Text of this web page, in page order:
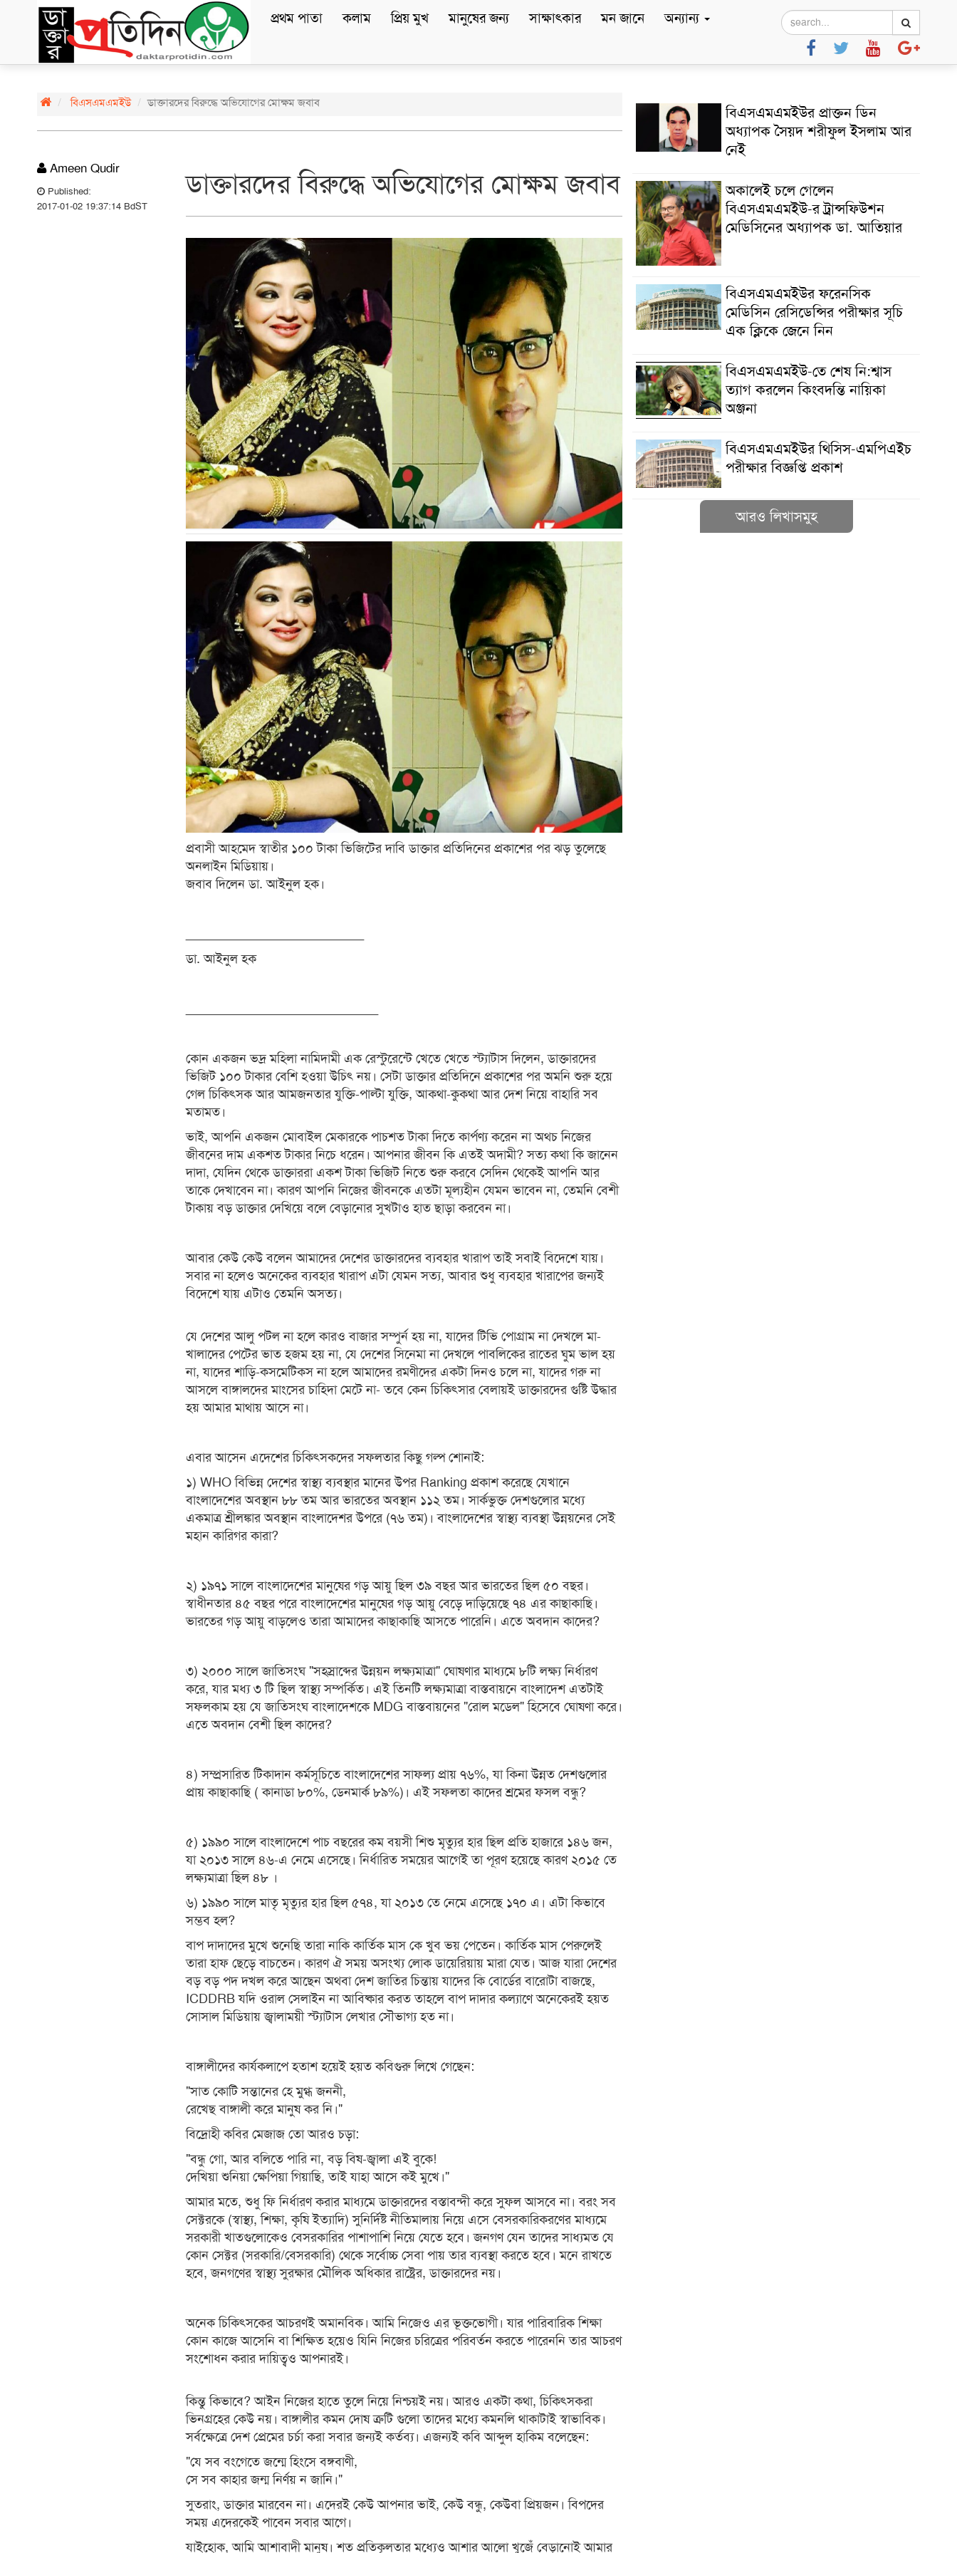
প্রথম পাতা কলাম প্রিয় মুখ মানুষের জন্য সাক্ষাৎকার মন জানে অন্যান্য
বিএসএমএমইউ ডাক্তারদের বিরুদ্ধে অভিযোগের মোক্ষম জবাব
Ameen Qudir
Published:
2017-01-02 19:37:14 BdST
ডাক্তারদের বিরুদ্ধে অভিযোগের মোক্ষম জবাব
প্রবাসী আহমেদ স্বাতীর ১০০ টাকা ভিজিটের দাবি ডাক্তার প্রতিদিনের প্রকাশের পর ঝড় তুলেছে
অনলাইন মিডিয়ায়।
জবাব দিলেন ডা. আইনুল হক।
ডা. আইনুল হক
কোন একজন ভদ্র মহিলা নামিদামী এক রেস্টুরেন্টে খেতে খেতে স্ট্যাটাস দিলেন, ডাক্তারদের
ভিজিট ১০০ টাকার বেশি হওয়া উচিৎ নয়। সেটা ডাক্তার প্রতিদিনে প্রকাশের পর অমনি শুরু হয়ে
গেল চিকিৎসক আর আমজনতার যুক্তি-পাল্টা যুক্তি, আকথা-কুকথা আর দেশ নিয়ে বাহারি সব
মতামত।
ভাই, আপনি একজন মোবাইল মেকারকে পাচশত টাকা দিতে কার্পণ্য করেন না অথচ নিজের
জীবনের দাম একশত টাকার নিচে ধরেন। আপনার জীবন কি এতই অদামী? সত্য কথা কি জানেন
দাদা, যেদিন থেকে ডাক্তাররা একশ টাকা ভিজিট নিতে শুরু করবে সেদিন থেকেই আপনি আর
তাকে দেখাবেন না। কারণ আপনি নিজের জীবনকে এতটা মূল্যহীন যেমন ভাবেন না, তেমনি বেশী
টাকায় বড় ডাক্তার দেখিয়ে বলে বেড়ানোর সুখটাও হাত ছাড়া করবেন না।
আবার কেউ কেউ বলেন আমাদের দেশের ডাক্তারদের ব্যবহার খারাপ তাই সবাই বিদেশে যায়।
সবার না হলেও অনেকের ব্যবহার খারাপ এটা যেমন সত্য, আবার শুধু ব্যবহার খারাপের জন্যই
বিদেশে যায় এটাও তেমনি অসত্য।
যে দেশের আলু পটল না হলে কারও বাজার সম্পুর্ন হয় না, যাদের টিভি পোগ্রাম না দেখলে মা-
খালাদের পেটের ভাত হজম হয় না, যে দেশের সিনেমা না দেখলে পাবলিকের রাতের ঘুম ভাল হয়
না, যাদের শাড়ি-কসমেটিকস না হলে আমাদের রমণীদের একটা দিনও চলে না, যাদের গরু না
আসলে বাঙ্গালদের মাংসের চাহিদা মেটে না- তবে কেন চিকিৎসার বেলায়ই ডাক্তারদের গুষ্টি উদ্ধার
হয় আমার মাথায় আসে না।
এবার আসেন এদেশের চিকিৎসকদের সফলতার কিছু গল্প শোনাই:
১) WHO বিভিন্ন দেশের স্বাস্থ্য ব্যবস্থার মানের উপর Ranking প্রকাশ করেছে যেখানে
বাংলাদেশের অবস্থান ৮৮ তম আর ভারতের অবস্থান ১১২ তম। সার্কভুক্ত দেশগুলোর মধ্যে
একমাত্র শ্রীলঙ্কার অবস্থান বাংলাদেশর উপরে (৭৬ তম)। বাংলাদেশের স্বাস্থ্য ব্যবস্থা উন্নয়নের সেই
মহান কারিগর কারা?
২) ১৯৭১ সালে বাংলাদেশের মানুষের গড় আয়ু ছিল ৩৯ বছর আর ভারতের ছিল ৫০ বছর।
স্বাধীনতার ৪৫ বছর পরে বাংলাদেশের মানুষের গড় আয়ু বেড়ে দাড়িয়েছে ৭৪ এর কাছাকাছি।
ভারতের গড় আয়ু বাড়লেও তারা আমাদের কাছাকাছি আসতে পারেনি। এতে অবদান কাদের?
৩) ২০০০ সালে জাতিসংঘ "সহস্রাব্দের উন্নয়ন লক্ষ্যমাত্রা" ঘোষণার মাধ্যমে ৮টি লক্ষ্য নির্ধারণ
করে, যার মধ্য ৩ টি ছিল স্বাস্থ্য সম্পর্কিত। এই তিনটি লক্ষ্যমাত্রা বাস্তবায়নে বাংলাদেশ এতটাই
সফলকাম হয় যে জাতিসংঘ বাংলাদেশকে MDG বাস্তবায়নের "রোল মডেল" হিসেবে ঘোষণা করে।
এতে অবদান বেশী ছিল কাদের?
৪) সম্প্রসারিত টিকাদান কর্মসূচিতে বাংলাদেশের সাফল্য প্রায় ৭৬%, যা কিনা উন্নত দেশগুলোর
প্রায় কাছাকাছি ( কানাডা ৮০%, ডেনমার্ক ৮৯%)। এই সফলতা কাদের শ্রমের ফসল বন্ধু?
৫) ১৯৯০ সালে বাংলাদেশে পাচ বছরের কম বয়সী শিশু মৃত্যুর হার ছিল প্রতি হাজারে ১৪৬ জন,
যা ২০১৩ সালে ৪৬-এ নেমে এসেছে। নির্ধারিত সময়ের আগেই তা পূরণ হয়েছে কারণ ২০১৫ তে
লক্ষ্যমাত্রা ছিল ৪৮ ।
৬) ১৯৯০ সালে মাতৃ মৃত্যুর হার ছিল ৫৭৪, যা ২০১৩ তে নেমে এসেছে ১৭০ এ। এটা কিভাবে
সম্ভব হল?
বাপ দাদাদের মুখে শুনেছি তারা নাকি কার্তিক মাস কে খুব ভয় পেতেন। কার্তিক মাস পেরুলেই
তারা হাফ ছেড়ে বাচতেন। কারণ ঐ সময় অসংখ্য লোক ডায়েরিয়ায় মারা যেত। আজ যারা দেশের
বড় বড় পদ দখল করে আছেন অথবা দেশ জাতির চিন্তায় যাদের কি বোর্ডের বারোটা বাজছে,
ICDDRB যদি ওরাল সেলাইন না আবিষ্কার করত তাহলে বাপ দাদার কল্যাণে অনেকেরই হয়ত
সোসাল মিডিয়ায় জ্বালাময়ী স্ট্যাটাস লেখার সৌভাগ্য হত না।
বাঙ্গালীদের কার্যকলাপে হতাশ হয়েই হয়ত কবিগুরু লিখে গেছেন:
"সাত কোটি সন্তানের হে মুগ্ধ জননী,
রেখেছ বাঙ্গালী করে মানুষ কর নি।"
বিদ্রোহী কবির মেজাজ তো আরও চড়া:
"বন্ধু গো, আর বলিতে পারি না, বড় বিষ-জ্বালা এই বুকে!
দেখিয়া শুনিয়া ক্ষেপিয়া গিয়াছি, তাই যাহা আসে কই মুখে।"
আমার মতে, শুধু ফি নির্ধারণ করার মাধ্যমে ডাক্তারদের বস্তাবন্দী করে সুফল আসবে না। বরং সব
সেক্টরকে (স্বাস্থ্য, শিক্ষা, কৃষি ইত্যাদি) সুনির্দিষ্ট নীতিমালায় নিয়ে এসে বেসরকারিকরণের মাধ্যমে
সরকারী খাতগুলোকেও বেসরকারির পাশাপাশি নিয়ে যেতে হবে। জনগণ যেন তাদের সাধ্যমত যে
কোন সেক্টর (সরকারি/বেসরকারি) থেকে সর্বোচ্চ সেবা পায় তার ব্যবস্থা করতে হবে। মনে রাখতে
হবে, জনগণের স্বাস্থ্য সুরক্ষার মৌলিক অধিকার রাষ্ট্রের, ডাক্তারদের নয়।
অনেক চিকিৎসকের আচরণই অমানবিক। আমি নিজেও এর ভূক্তভোগী। যার পারিবারিক শিক্ষা
কোন কাজে আসেনি বা শিক্ষিত হয়েও যিনি নিজের চরিত্রের পরিবর্তন করতে পারেননি তার আচরণ
সংশোধন করার দায়িত্বও আপনারই।
কিন্তু কিভাবে? আইন নিজের হাতে তুলে নিয়ে নিশ্চয়ই নয়। আরও একটা কথা, চিকিৎসকরা
ভিনগ্রহের কেউ নয়। বাঙ্গালীর কমন দোষ ত্রুটি গুলো তাদের মধ্যে কমনলি থাকাটাই স্বাভাবিক।
সর্বক্ষেত্রে দেশ প্রেমের চর্চা করা সবার জন্যই কর্তব্য। এজন্যই কবি আব্দুল হাকিম বলেছেন:
"যে সব বংগেতে জন্মে হিংসে বঙ্গবাণী,
সে সব কাহার জন্ম নির্ণয় ন জানি।"
সুতরাং, ডাক্তার মারবেন না। এদেরই কেউ আপনার ভাই, কেউ বন্ধু, কেউবা প্রিয়জন। বিপদের
সময় এদেরকেই পাবেন সবার আগে।
যাইহোক, আমি আশাবাদী মানুষ। শত প্রতিকূলতার মধ্যেও আশার আলো খুজেঁ বেড়ানোই আমার
বিএসএমএমইউর প্রাক্তন ডিন
অধ্যাপক সৈয়দ শরীফুল ইসলাম আর
নেই
অকালেই চলে গেলেন
বিএসএমএমইউ-র ট্রান্সফিউশন
মেডিসিনের অধ্যাপক ডা. আতিয়ার
বিএসএমএমইউর ফরেনসিক
মেডিসিন রেসিডেন্সির পরীক্ষার সূচি
এক ক্লিকে জেনে নিন
বিএসএমএমইউ-তে শেষ নি:শ্বাস
ত্যাগ করলেন কিংবদন্তি নায়িকা
অঞ্জনা
বিএসএমএমইউর থিসিস-এমপিএইচ
পরীক্ষার বিজ্ঞপ্তি প্রকাশ
আরও লিখাসমুহ